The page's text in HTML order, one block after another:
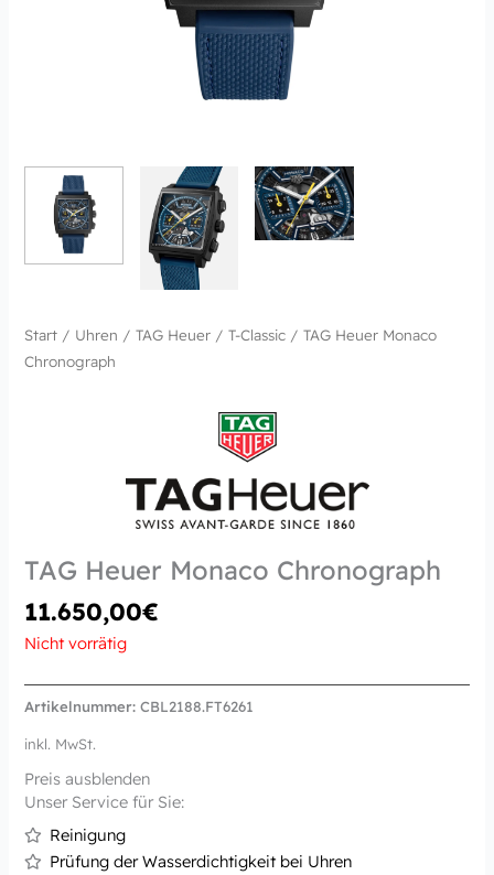
Start / Uhren /TAG Heuer /T-Classic / TAG Heuer Monaco
Chronograph
TAG Heuer Monaco Chronograph
11.650,00€
Nicht vorrätig
Artikelnummer:CBL2188.FT6261
inkl. MwSt.
Preis ausblenden
Unser Service für Sie:
Reinigung
Prüfung der Wasserdichtigkeit bei Uhren